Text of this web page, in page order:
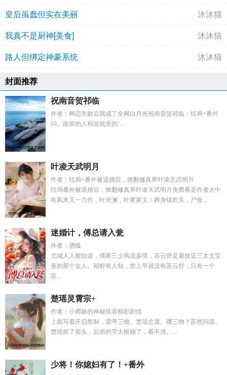
皇后虽蠢但实在美丽 沐沐猫
我真不是厨神[美食] 沐沐猫
路人但绑定神豪系统 沐沐猫
封面推荐
祝南音贺祁临
作者：网恋失败后我成了全网白月光祝南音贺祁临：结局+番外
问。面前的人和游戏里的‘...
叶凌天武明月
作者：结局+番外被退婚后，掀翻修真界叶凌天武明月
结局番外被退婚后，掀翻修真界叶凌天武明月免费看是作者火中
有凤来又一力作，叶沧澜，叶家家主！葬身镇乾关，尸骨...
迷婚计，傅总请入瓮
作者：酒狐
北城人人都知道，傅家三少风流多情，苏云舒是最接近三太太宝
座的那个女人。却鲜有人知，世上早就没有苏云舒，只有一个
苏...
楚瑶灵霄宗+
作者：小师妹的神秘笑容精彩剧情
上面写着开启禁制，需寻三物。楚瑶念道。哪三物？苏然问道。
楚瑶摇了摇头，后面的字太模糊了，看不清。...
少将！你媳妇有了！+番外